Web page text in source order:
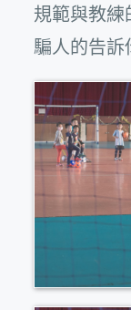
規範與教
騙人的告訴